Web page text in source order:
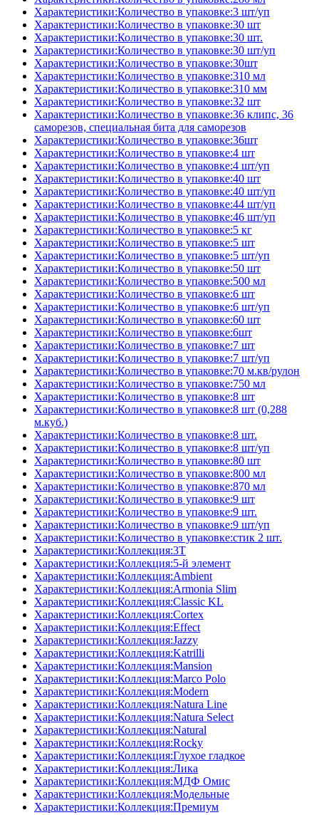
Характеристики:Количество в упаковке:3 шт/уп
Характеристики:Количество в упаковке:30 шт
Характеристики:Количество в упаковке:30 шт.
Характеристики:Количество в упаковке:30 шт/уп
Характеристики:Количество в упаковке:30шт
Характеристики:Количество в упаковке:310 мл
Характеристики:Количество в упаковке:310 мм
Характеристики:Количество в упаковке:32 шт
Характеристики:Количество в упаковке:36 клипс, 36
саморезов, специальная бита для саморезов
Характеристики:Количество в упаковке:36шт
Характеристики:Количество в упаковке:4 шт
Характеристики:Количество в упаковке:4 шт/уп
Характеристики:Количество в упаковке:40 шт
Характеристики:Количество в упаковке:40 шт/уп
Характеристики:Количество в упаковке:44 шт/уп
Характеристики:Количество в упаковке:46 шт/уп
Характеристики:Количество в упаковке:5 кг
Характеристики:Количество в упаковке:5 шт
Характеристики:Количество в упаковке:5 шт/уп
Характеристики:Количество в упаковке:50 шт
Характеристики:Количество в упаковке:500 мл
Характеристики:Количество в упаковке:6 шт
Характеристики:Количество в упаковке:6 шт/уп
Характеристики:Количество в упаковке:60 шт
Характеристики:Количество в упаковке:6шт
Характеристики:Количество в упаковке:7 шт
Характеристики:Количество в упаковке:7 шт/уп
Характеристики:Количество в упаковке:70 м.кв/рулон
Характеристики:Количество в упаковке:750 мл
Характеристики:Количество в упаковке:8 шт
Характеристики:Количество в упаковке:8 шт (0,288
м.куб.)
Характеристики:Количество в упаковке:8 шт.
Характеристики:Количество в упаковке:8 шт/уп
Характеристики:Количество в упаковке:80 шт
Характеристики:Количество в упаковке:800 мл
Характеристики:Количество в упаковке:870 мл
Характеристики:Количество в упаковке:9 шт
Характеристики:Количество в упаковке:9 шт.
Характеристики:Количество в упаковке:9 шт/уп
Характеристики:Количество в упаковке:стик 2 шт.
Характеристики:Коллекция:3T
Характеристики:Коллекция:5-й элемент
Характеристики:Коллекция:Ambient
Характеристики:Коллекция:Armonia Slim
Характеристики:Коллекция:Classic KL
Характеристики:Коллекция:Cortex
Характеристики:Коллекция:Effect
Характеристики:Коллекция:Jazzy
Характеристики:Коллекция:Katrilli
Характеристики:Коллекция:Mansion
Характеристики:Коллекция:Marco Polo
Характеристики:Коллекция:Modern
Характеристики:Коллекция:Natura Line
Характеристики:Коллекция:Natura Select
Характеристики:Коллекция:Natural
Характеристики:Коллекция:Rocky
Характеристики:Коллекция:Глухое гладкое
Характеристики:Коллекция:Лика
Характеристики:Коллекция:МДФ Омис
Характеристики:Коллекция:Модельные
Характеристики:Коллекция:Премиум